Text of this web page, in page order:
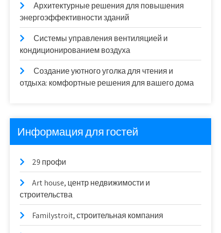
Архитектурные решения для повышения
энергоэффективности зданий
Системы управления вентиляцией и
кондиционированием воздуха
Создание уютного уголка для чтения и
отдыха: комфортные решения для вашего дома
Информация для гостей
29 профи
Art house, центр недвижимости и
строительства
Familystroit, строительная компания